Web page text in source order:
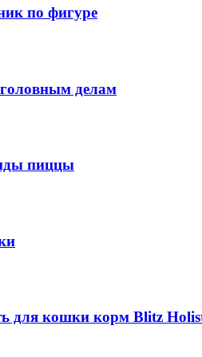
по фигуре
делам
пиццы
для кошки корм Blitz